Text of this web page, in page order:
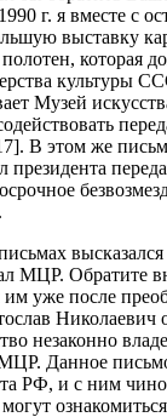
г. я вместе с
выставку
которая
культуры
Музей
В этом же
президента
МЦР. Обратите
им уже после
Николаевич
незаконно
Данное
РФ, и с ним